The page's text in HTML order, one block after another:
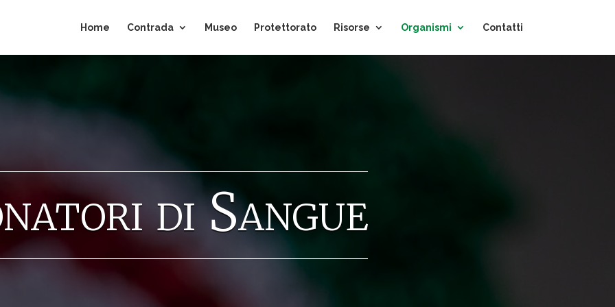
Home Contrada Museo Protettorato Risorse Organismi Contatti
di Sangue